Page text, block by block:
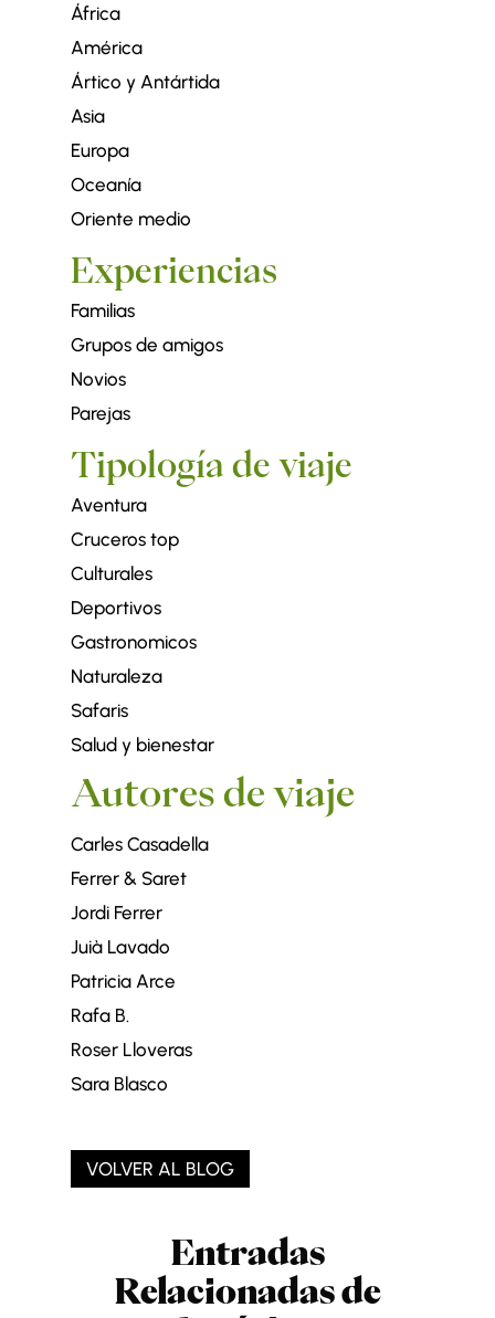
África
América
Ártico y Antártida
Asia
Europa
Oceanía
Oriente medio
Experiencias
Familias
Grupos de amigos
Novios
Parejas
Tipología de viaje
Aventura
Cruceros top
Culturales
Deportivos
Gastronomicos
Naturaleza
Safaris
Salud y bienestar
Autores de viaje
Carles Casadella
Ferrer & Saret
Jordi Ferrer
Juià Lavado
Patricia Arce
Rafa B.
Roser Lloveras
Sara Blasco
VOLVER AL BLOG
Entradas
Relacionadas de